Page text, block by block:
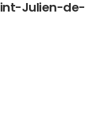
Julien-de-